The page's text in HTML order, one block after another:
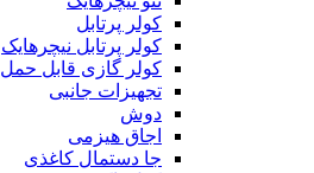
کولر پرتابل
کولر پرتابل نیچرهایک
کولر گازی قابل حمل
تجهیزات جانبی
دوش
اجاق هیزمی
جا دستمال کاغذی